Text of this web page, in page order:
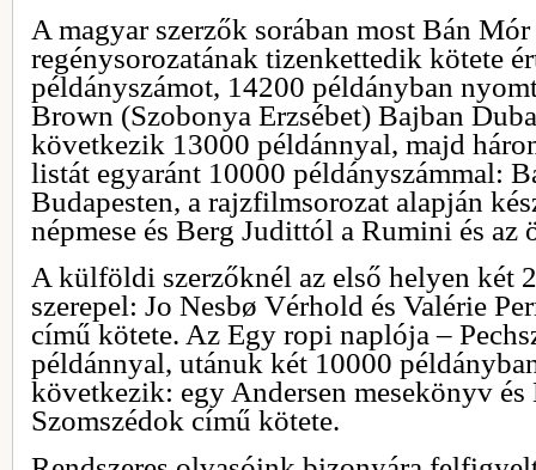
A magyar szerzők sorában most Bán
regénysorozatának tizenkettedik kötete
példányszámot, 14200 példányban
Brown (Szobonya Erzsébet) Bajban
következik 13000 példánnyal, majd
listát egyaránt 10000 példányszámmal:
Budapesten, a rajzfilmsorozat alapján
népmese és Berg Judittól a Rumini és az
A külföldi szerzőknél az első helyen két
szerepel: Jo Nesbø Vérhold és Valérie
című kötete. Az Egy ropi naplója –
példánnyal, utánuk két 10000
következik: egy Andersen mesekönyv és
Szomszédok című kötete.